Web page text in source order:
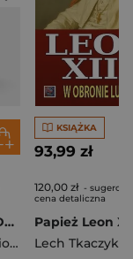
Jezus mówi do Dolindo i do ciebie
Opracowanie Zbiorowe
KSIĄŻKA
93,99 zł
120,00 zł -
cena detaliczna
Lech Tkaczyk